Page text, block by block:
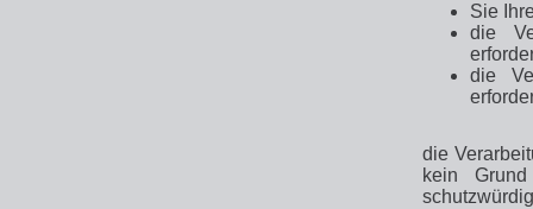
Sie
die
die
die
kein